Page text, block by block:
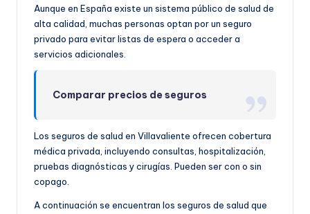
Aunque en España existe un sistema público de salud de
alta calidad, muchas personas optan por un seguro
privado para evitar listas de espera o acceder a
servicios adicionales.
Comparar precios de seguros
Los seguros de salud en Villavaliente ofrecen cobertura
médica privada, incluyendo consultas, hospitalización,
pruebas diagnósticas y cirugías. Pueden ser con o sin
copago.
A continuación se encuentran los seguros de salud que